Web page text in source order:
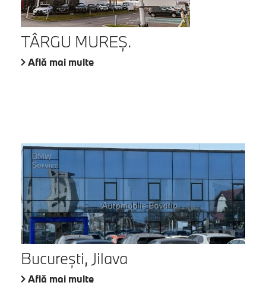
TÂRGU MUREŞ.
Află mai multe
București, Jilava
Află mai multe